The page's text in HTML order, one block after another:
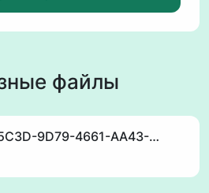
файлы
image_9AB55C3D-9D79-4661-AA43-22F09AB3D178_1760812594.png